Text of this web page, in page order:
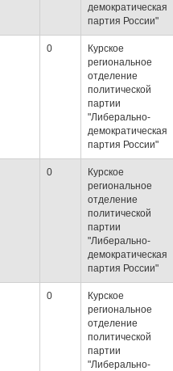
демократическая
партия России"
0
Курское
региональное
отделение
политической
партии
"Либерально-
демократическая
партия России"
0
Курское
региональное
отделение
политической
партии
"Либерально-
демократическая
партия России"
0
Курское
региональное
отделение
политической
партии
"Либерально-